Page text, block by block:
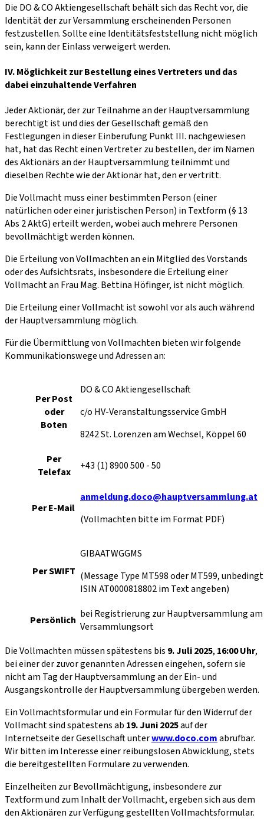
Die DO & CO Aktiengesellschaft behält sich das Recht vor, die
Identität der zur Versammlung erscheinenden Personen
festzustellen. Sollte eine Identitätsfeststellung nicht möglich
sein, kann der Einlass verweigert werden.
IV. Möglichkeit zur Bestellung eines Vertreters und das
dabei einzuhaltende Verfahren
Jeder Aktionär, der zur Teilnahme an der Hauptversammlung
berechtigt ist und dies der Gesellschaft gemäß den
Festlegungen in dieser Einberufung Punkt III. nachgewiesen
hat, hat das Recht einen Vertreter zu bestellen, der im Namen
des Aktionärs an der Hauptversammlung teilnimmt und
dieselben Rechte wie der Aktionär hat, den er vertritt.
Die Vollmacht muss einer bestimmten Person (einer
natürlichen oder einer juristischen Person) in Textform (§ 13
Abs 2 AktG) erteilt werden, wobei auch mehrere Personen
bevollmächtigt werden können.
Die Erteilung von Vollmachten an ein Mitglied des Vorstands
oder des Aufsichtsrats, insbesondere die Erteilung einer
Vollmacht an Frau Mag. Bettina Höfinger, ist nicht möglich.
Die Erteilung einer Vollmacht ist sowohl vor als auch während
der Hauptversammlung möglich.
Für die Übermittlung von Vollmachten bieten wir folgende
Kommunikationswege und Adressen an:
Per Post
oder
Boten
DO & CO Aktiengesellschaft
c/o HV-Veranstaltungsservice GmbH
8242 St. Lorenzen am Wechsel, Köppel 60
Per
Telefax
+43 (1) 8900 500 - 50
Per E-Mail
anmeldung.doco@hauptversammlung.at
(Vollmachten bitte im Format PDF)
Per SWIFT
GIBAATWGGMS
(Message Type MT598 oder MT599, unbedingt
ISIN AT0000818802 im Text angeben)
Persönlich bei Registrierung zur Hauptversammlung am
Versammlungsort
Die Vollmachten müssen spätestens bis 9. Juli 2025, 16:00 Uhr,
bei einer der zuvor genannten Adressen eingehen, sofern sie
nicht am Tag der Hauptversammlung an der Ein- und
Ausgangskontrolle der Hauptversammlung übergeben werden.
Ein Vollmachtsformular und ein Formular für den Widerruf der
Vollmacht sind spätestens ab 19. Juni 2025auf der
Internetseite der Gesellschaft unterwww.doco.comabrufbar.
Wir bitten im Interesse einer reibungslosen Abwicklung, stets
die bereitgestellten Formulare zu verwenden.
Einzelheiten zur Bevollmächtigung, insbesondere zur
Textform und zum Inhalt der Vollmacht, ergeben sich aus dem
den Aktionären zur Verfügung gestellten Vollmachtsformular.